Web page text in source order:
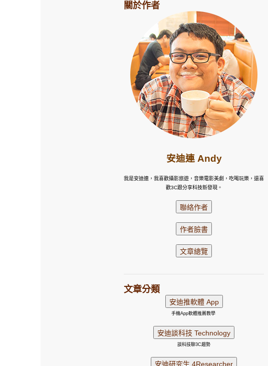
關於作者
安迪連 Andy
我是安迪連，我喜歡攝影旅遊，音樂電影美劇，吃喝玩樂，還喜
歡3C跟分享科技新發現。
文章分類
手機App軟體推薦教學
談科技聊3C趨勢